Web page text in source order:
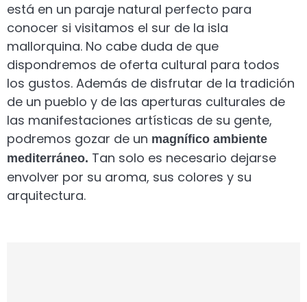
está en un paraje natural perfecto para
conocer si visitamos el sur de la isla
mallorquina. No cabe duda de que
dispondremos de oferta cultural para todos
los gustos. Además de disfrutar de la tradición
de un pueblo y de las aperturas culturales de
las manifestaciones artísticas de su gente,
podremos gozar de un magnífico ambiente
mediterráneo. Tan solo es necesario dejarse
envolver por su aroma, sus colores y su
arquitectura.